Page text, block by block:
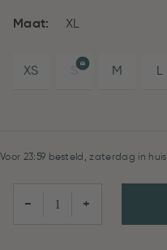
Maat: XL
XS S M L
Voor 23:59 besteld, zaterdag in huis
− +